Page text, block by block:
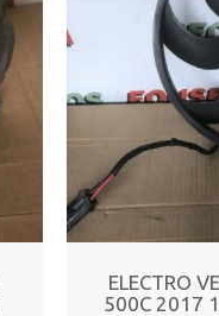
ELECTRO
500C 2017